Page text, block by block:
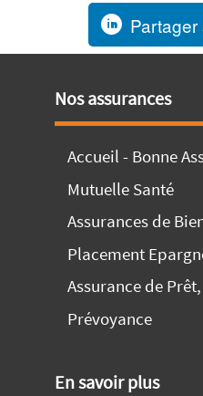
Nos assurances
Accueil - Bonne
Mutuelle Santé
Assurances de
Placement
Assurance de
Prévoyance
En savoir plus